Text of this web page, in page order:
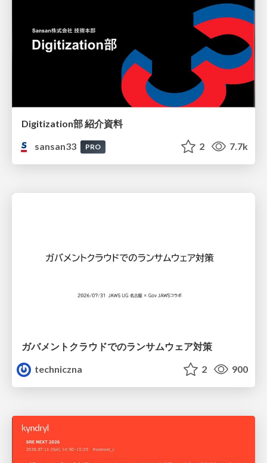
Digitization部 紹介資料
sansan33
PRO 2 7.7k
ガバメントクラウドでのランサムウェア対策
techniczna
2 900